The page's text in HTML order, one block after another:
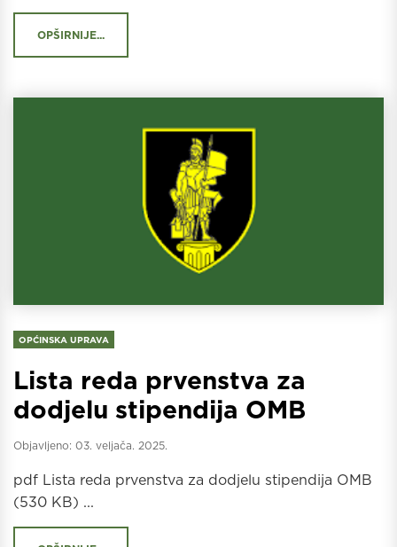
OPŠIRNIJE...
OPĆINSKA UPRAVA
Lista reda prvenstva za
dodjelu stipendija OMB
Objavljeno: 03. veljača. 2025.
pdf Lista reda prvenstva za dodjelu stipendija OMB
(530 KB) ...